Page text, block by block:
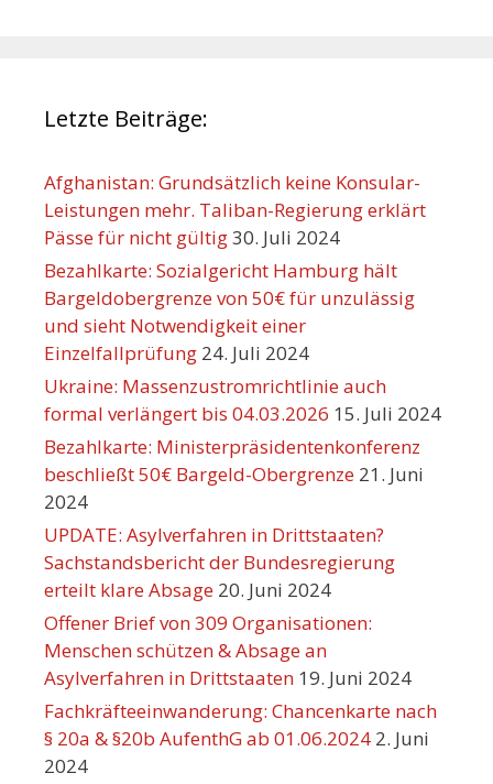
Letzte Beiträge:
Afghanistan: Grundsätzlich keine Konsular-
Leistungen mehr. Taliban-Regierung erklärt
Pässe für nicht gültig30. Juli 2024
Bezahlkarte: Sozialgericht Hamburg hält
Bargeldobergrenze von 50€ für unzulässig
und sieht Notwendigkeit einer
Einzelfallprüfung 24. Juli 2024
Ukraine: Massenzustromrichtlinie auch
formal verlängert bis 04.03.2026 15. Juli 2024
Bezahlkarte: Ministerpräsidentenkonferenz
beschließt 50€ Bargeld-Obergrenze 21. Juni
2024
UPDATE: Asylverfahren in Drittstaaten?
Sachstandsbericht der Bundesregierung
erteilt klare Absage 20. Juni 2024
Offener Brief von 309 Organisationen:
Menschen schützen & Absage an
Asylverfahren in Drittstaaten 19. Juni 2024
Fachkräfteeinwanderung: Chancenkarte nach
§ 20a & §20b AufenthG ab 01.06.2024 2. Juni
2024